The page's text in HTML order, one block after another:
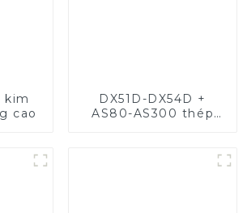
kim
cao
DX51D-DX54D +
AS80-AS300 thép
nhôm dùng làm ống